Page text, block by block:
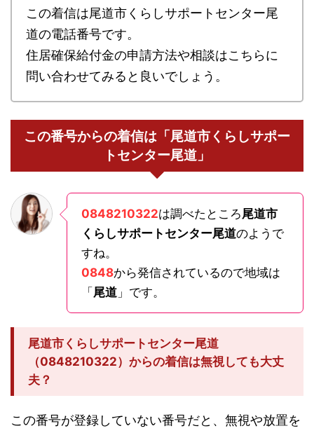
この着信は尾道市くらしサポートセンター尾
道の電話番号です。
住居確保給付金の申請方法や相談はこちらに
問い合わせてみると良いでしょう。
この番号からの着信は「尾道市くらしサポー
トセンター尾道」
0848210322は調べたところ尾道市
くらしサポートセンター尾道のようで
すね。
0848から発信されているので地域は
「 尾道 」です。
尾道市くらしサポートセンター尾道
（0848210322）からの着信は無視しても大丈
夫？
この番号が登録していない番号だと、無視や放置を